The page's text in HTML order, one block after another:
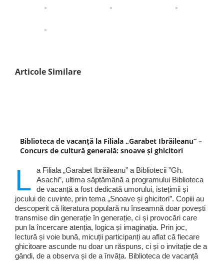
Articole Similare
Biblioteca de vacanță la Filiala „Garabet Ibrăileanu” –
Concurs de cultură generală: snoave și ghicitori
L
a Filiala „Garabet Ibrăileanu” a Bibliotecii ”Gh.
Asachi”, ultima săptămână a programului Biblioteca
de vacanță a fost dedicată umorului, istețimii și
jocului de cuvinte, prin tema „Snoave și ghicitori”. Copiii au
descoperit că literatura populară nu înseamnă doar povești
transmise din generație în generație, ci și provocări care
pun la încercare atenția, logica și imaginația. Prin joc,
lectură și voie bună, micuții participanți au aflat că fiecare
ghicitoare ascunde nu doar un răspuns, ci și o invitație de a
gândi, de a observa și de a învăța. Biblioteca de vacanță